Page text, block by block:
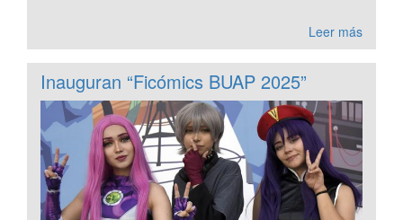
Leer más
Inauguran “Ficómics BUAP 2025”